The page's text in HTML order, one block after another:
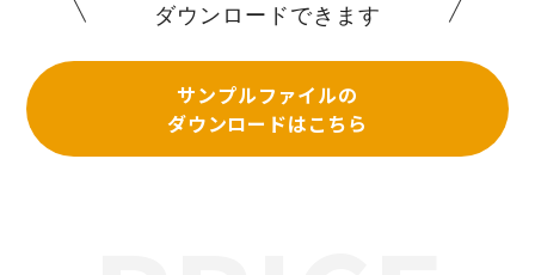
ダウンロードできます
サンプルファイルの
ダウンロードはこちら